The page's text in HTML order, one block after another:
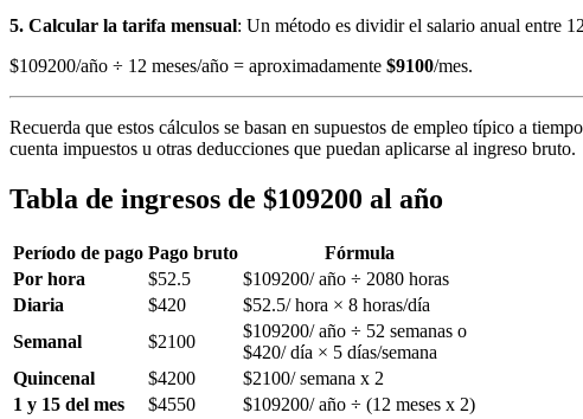
5. Calcular la tarifa mensual: Un método es dividir el salario anual entre
$109200/año ÷ 12 meses/año = aproximadamente $9100/mes.
Recuerda que estos cálculos se basan en supuestos de empleo típico a
cuenta impuestos u otras deducciones que puedan aplicarse al ingreso bruto.
Tabla de ingresos de $109200 al año
Período de pago Pago bruto
Fórmula
Por hora
$52.5
$109200/ año ÷ 2080 horas
Diaria
$420
$52.5/ hora × 8 horas/día
Semanal
$2100
$109200/ año ÷ 52 semanas o
$420/ día × 5 días/semana
Quincenal
$4200
$2100/ semana x 2
1 y 15 del mes
$4550
$109200/ año ÷ (12 meses x 2)